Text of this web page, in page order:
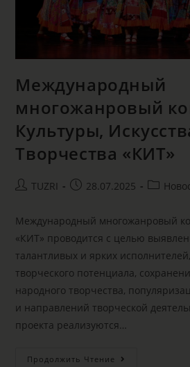
Международный
многожанровый
Культуры,
Творчества «КИТ»
TUZRI 28.07.2025
Международный многожанровый
«КИТ» проводится с целью
талантливых и ярких
творческого потенциала,
народного творчества,
и направлений творческой
проекта реализуются…
Продолжить Чтение